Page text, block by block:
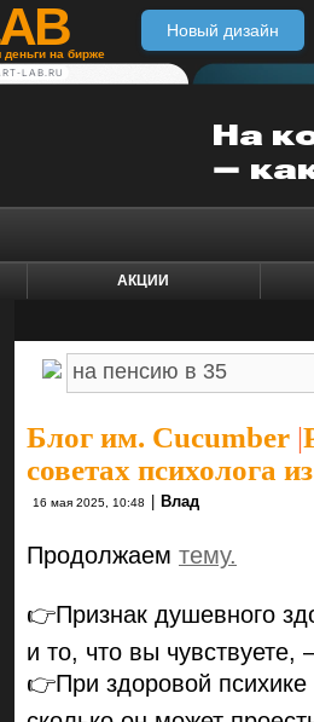
на бирже
Новый дизайн
LAB.RU
АКЦИИ
Блог им. Cucumber |
советах психолога
16 мая 2025, 10:48 Влад
Продолжаем тему.
👉Признак душевного
и то, что вы чувствуете,
👉При здоровой психике